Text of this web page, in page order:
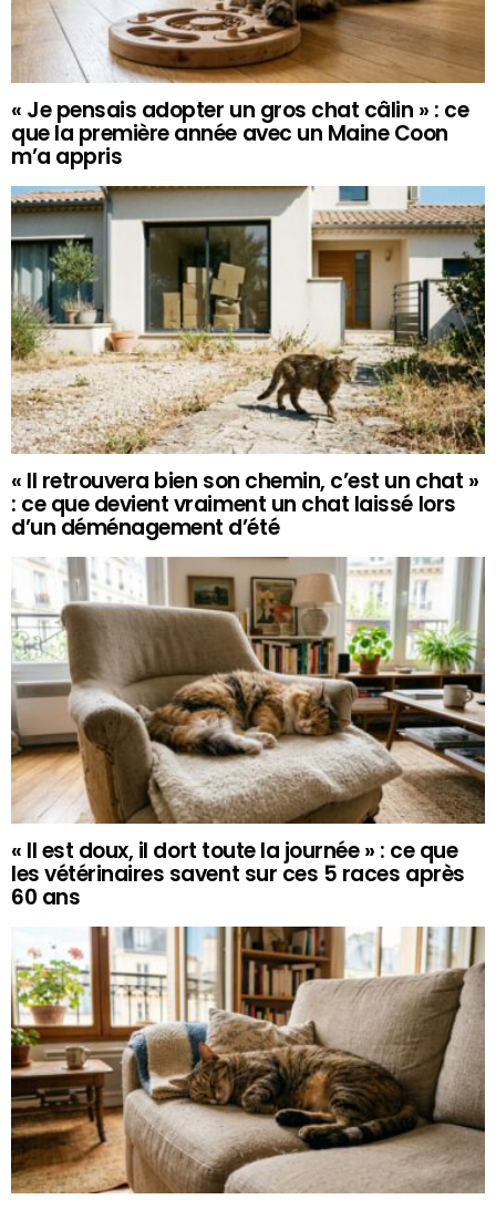
« Je pensais adopter un gros chat câlin » : ce
que la première année avec un Maine Coon
m’a appris
« Il retrouvera bien son chemin, c’est un chat »
: ce que devient vraiment un chat laissé lors
d’un déménagement d’été
« Il est doux, il dort toute la journée » : ce que
les vétérinaires savent sur ces 5 races après
60 ans